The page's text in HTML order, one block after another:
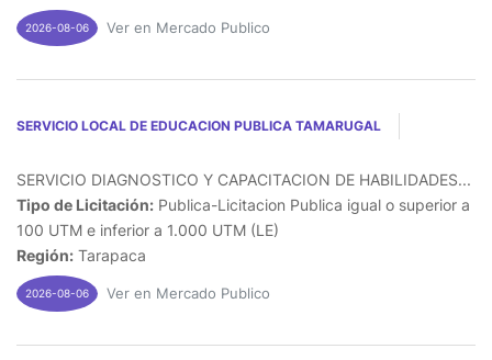
2026-08-06 Ver en Mercado Publico
SERVICIO LOCAL DE EDUCACION PUBLICA TAMARUGAL
SERVICIO DIAGNOSTICO Y CAPACITACION DE HABILIDADES...
Tipo de Licitación: Publica-Licitacion Publica igual o superior a
100 UTM e inferior a 1.000 UTM (LE)
Región: Tarapaca
2026-08-06 Ver en Mercado Publico